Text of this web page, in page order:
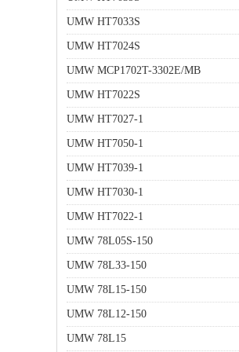
UMW HT7033S
UMW HT7024S
UMW MCP1702T-3302E/MB
UMW HT7022S
UMW HT7027-1
UMW HT7050-1
UMW HT7039-1
UMW HT7030-1
UMW HT7022-1
UMW 78L05S-150
UMW 78L33-150
UMW 78L15-150
UMW 78L12-150
UMW 78L15